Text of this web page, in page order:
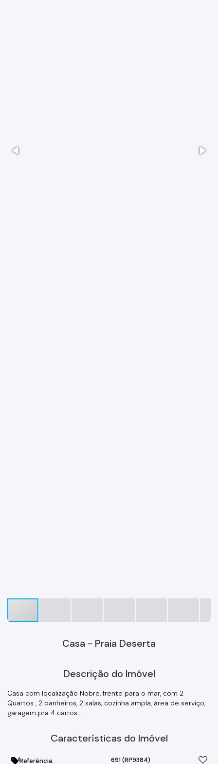
Casa - Praia Deserta
Descrição do Imóvel
Casa com localização Nobre, frente para o mar, com 2
Quartos , 2 banheiros, 2 salas, cozinha ampla, área de serviço,
garagem pra 4 carros...
Características do Imóvel
Referência: 691 (RP9384)